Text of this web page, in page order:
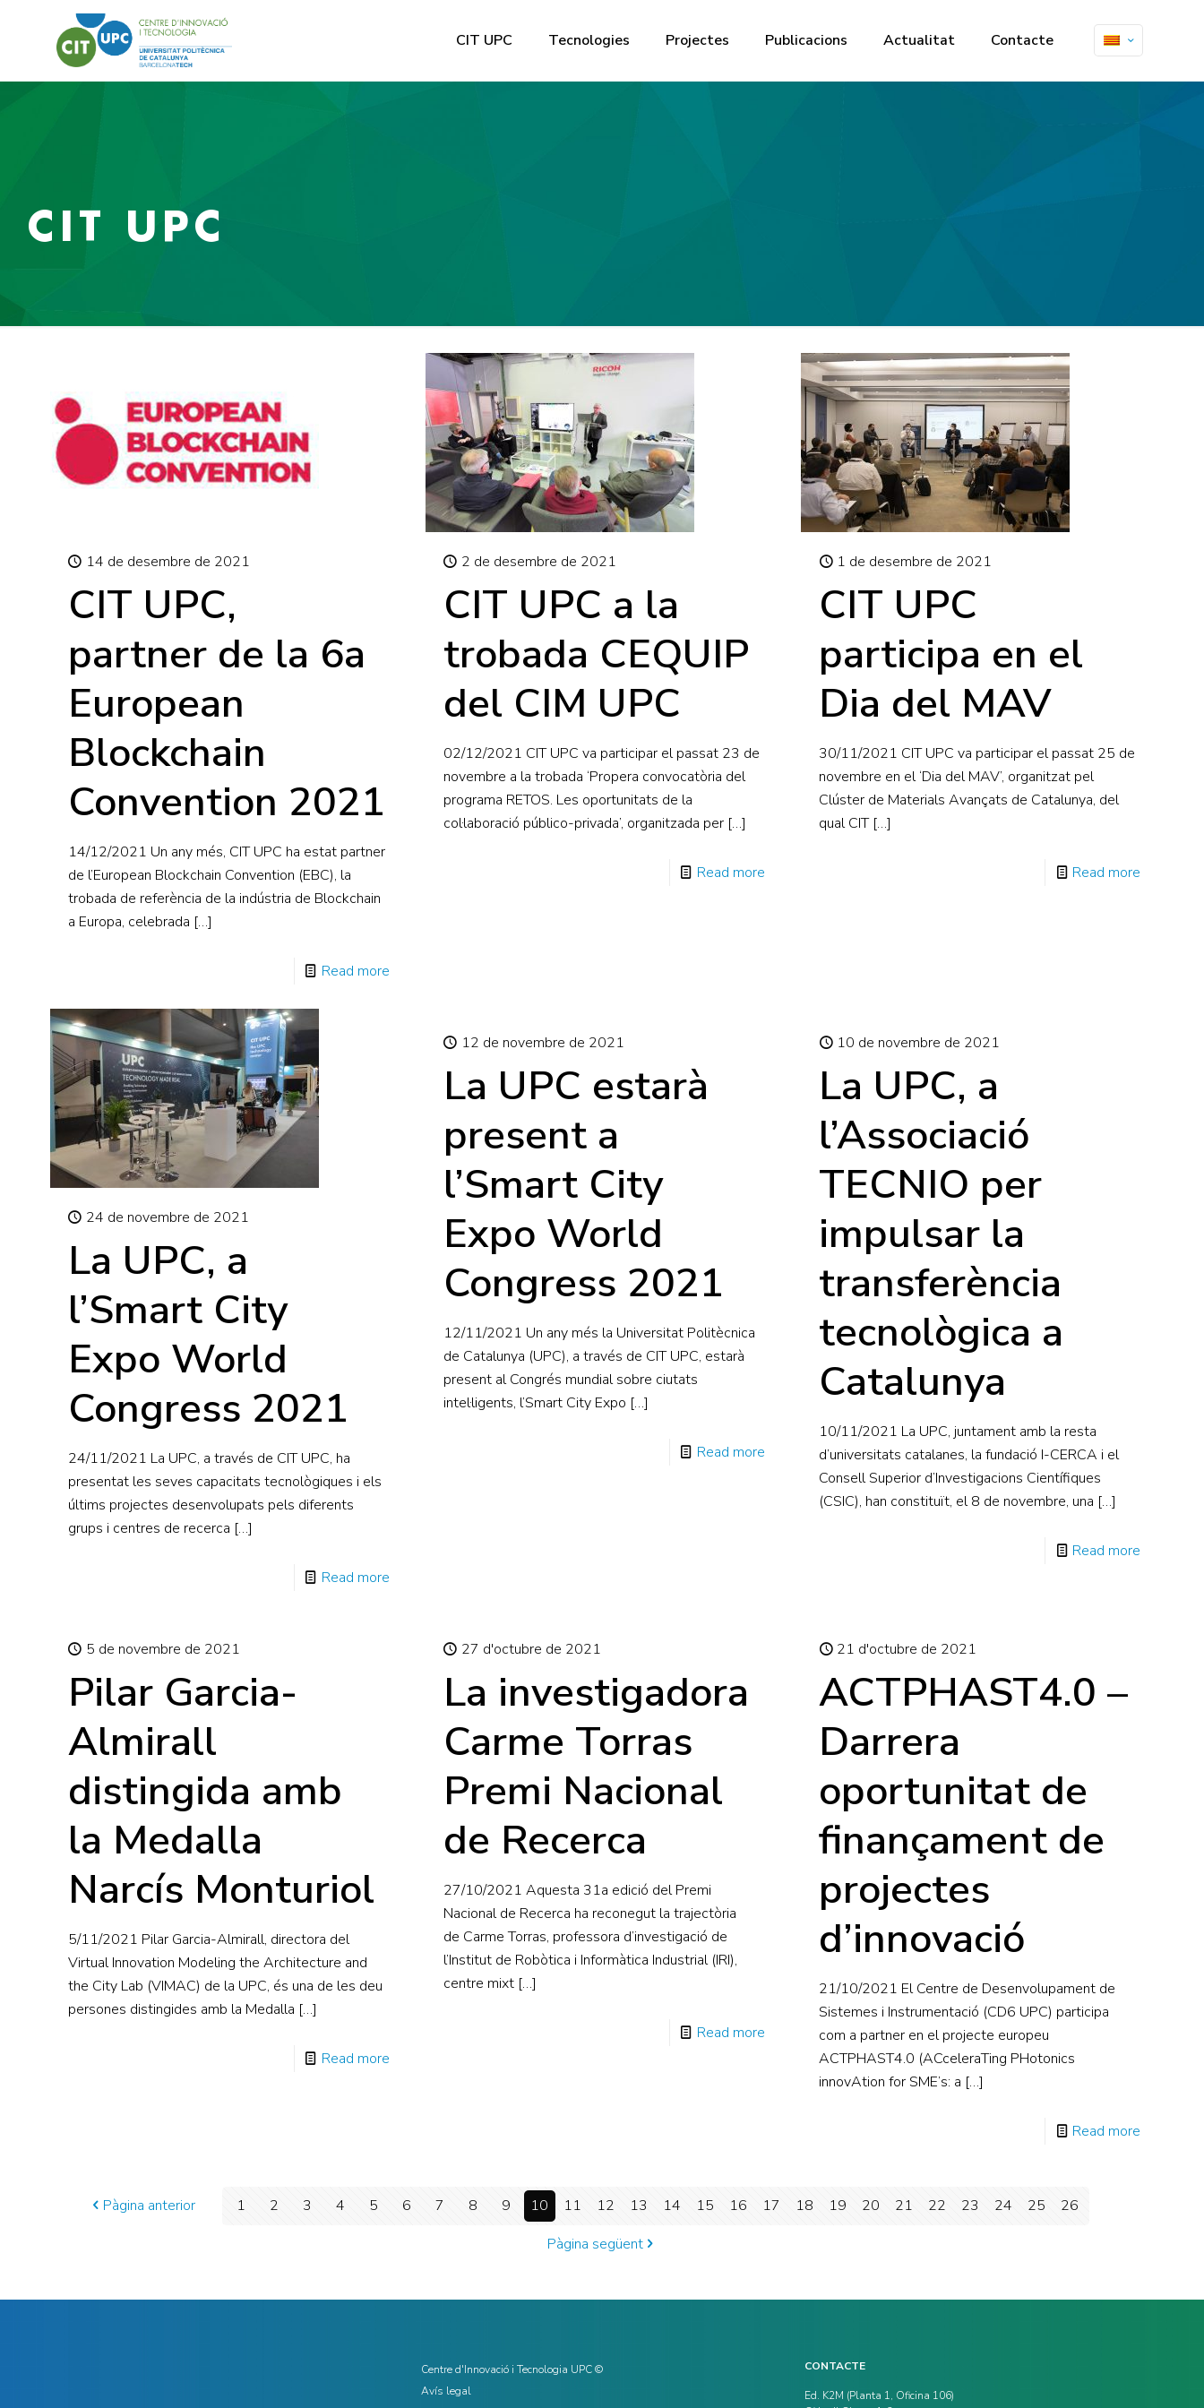
CIT UPC Tecnologies Projectes Publicacions Actualitat Contacte
CIT UPC
14 de desembre de 2021
CIT UPC,
partner de la 6a
European
Blockchain
Convention 2021
14/12/2021 Un any més, CIT UPC ha estat partner
de l’European Blockchain Convention (EBC), la
trobada de referència de la indústria de Blockchain
a Europa, celebrada […]
Read more
2 de desembre de 2021
CIT UPC a la
trobada CEQUIP
del CIM UPC
02/12/2021 CIT UPC va participar el passat 23 de
novembre a la trobada ‘Propera convocatòria del
programa RETOS. Les oportunitats de la
col·laboració público-privada’, organitzada per[…]
Read more
1 de desembre de 2021
CIT UPC
participa en el
Dia del MAV
30/11/2021 CIT UPC va participar el passat 25 de
novembre en el ‘Dia del MAV’, organitzat pel
Clúster de Materials Avançats de Catalunya, del
qual CIT[…]
Read more
24 de novembre de 2021
La UPC, a
l’Smart City
Expo World
Congress 2021
24/11/2021 La UPC, a través de CIT UPC, ha
presentat les seves capacitats tecnològiques i els
últims projectes desenvolupats pels diferents
grups i centres de recerca […]
Read more
12 de novembre de 2021
La UPC estarà
present a
l’Smart City
Expo World
Congress 2021
12/11/2021 Un any més la Universitat Politècnica
de Catalunya (UPC), a través de CIT UPC, estarà
present al Congrés mundial sobre ciutats
intel·ligents, l’Smart City Expo […]
Read more
10 de novembre de 2021
La UPC, a
l’Associació
TECNIO per
impulsar la
transferència
tecnològica a
Catalunya
10/11/2021 La UPC, juntament amb la resta
d’universitats catalanes, la fundació I-CERCA i el
Consell Superior d’Investigacions Científiques
(CSIC), han constituït, el 8 de novembre, una […]
Read more
5 de novembre de 2021
Pilar Garcia-
Almirall
distingida amb
la Medalla
Narcís Monturiol
5/11/2021 Pilar Garcia-Almirall, directora del
Virtual Innovation Modeling the Architecture and
the City Lab (VIMAC) de la UPC, és una de les deu
persones distingides amb la Medalla […]
Read more
27 d'octubre de 2021
La investigadora
Carme Torras
Premi Nacional
de Recerca
27/10/2021 Aquesta 31a edició del Premi
Nacional de Recerca ha reconegut la trajectòria
de Carme Torras, professora d’investigació de
l’Institut de Robòtica i Informàtica Industrial (IRI),
centre mixt[…]
Read more
21 d'octubre de 2021
ACTPHAST4.0 –
Darrera
oportunitat de
finançament de
projectes
d’innovació
21/10/2021 El Centre de Desenvolupament de
Sistemes i Instrumentació (CD6 UPC) participa
com a partner en el projecte europeu
ACTPHAST4.0 (ACceleraTing PHotonics
innovAtion for SME’s: a […]
Read more
Pàgina anterior 1 2 3 4 5 6 7 8 9 10 11 12 13 14 15 16 17 18 19 20 21 22 23 24 25
26
Pàgina següent
Centre d'Innovació i Tecnologia UPC ©
Avís legal
CONTACTE
Ed. K2M (Planta 1, Oficina 106)